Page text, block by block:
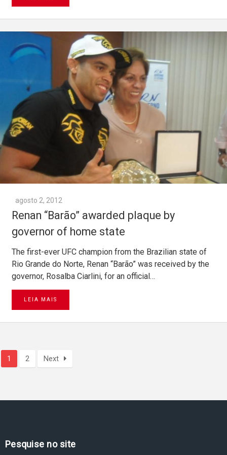
agosto 2, 2012
Renan “Barão” awarded plaque by
governor of home state
The first-ever UFC champion from the Brazilian state of
Rio Grande do Norte, Renan “Barão” was received by the
governor, Rosalba Ciarlini, for an official…
LEIA MAIS
1 2 Next
Pesquise no site